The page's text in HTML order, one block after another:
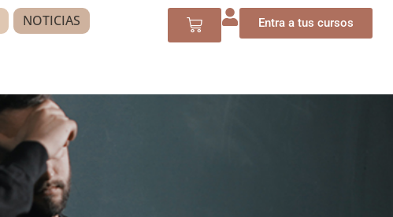
NOTICIAS
Entra a tus cursos